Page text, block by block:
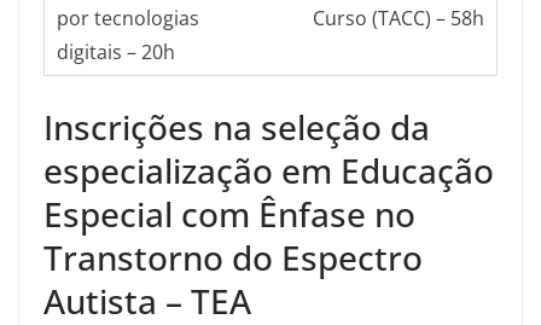
Curso (TACC) – 58h
Inscrições na seleção da
especialização em Educação
Especial com Ênfase no
Transtorno do Espectro
Autista – TEA